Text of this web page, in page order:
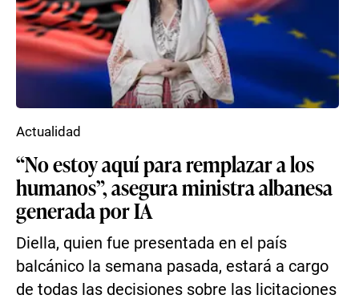
“No estoy aquí para remplazar a los
humanos”, asegura ministra albanesa
generada por IA
Diella, quien fue presentada en el país
balcánico la semana pasada, estará a cargo
de todas las decisiones sobre las licitaciones
Actualidad